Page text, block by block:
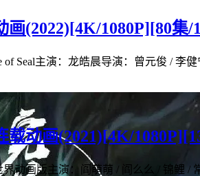
画(2022)[4K/1080P][80集/
of Seal主演：龙皓晨导演：曾元俊 / 李
载动画(2021)[4K/
动画版主演：阎萌萌 / 阎么么 / 锦鲤 /